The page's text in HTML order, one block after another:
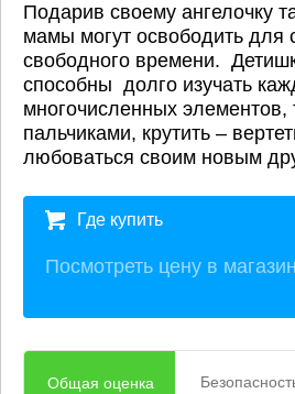
Подарив своему ангелочку
мамы могут освободить для
свободного времени.
способны долго изучать
многочисленных элементов,
пальчиками, крутить –
любоваться своим новым
Где купить
Посмотреть цену в
Общая оценка